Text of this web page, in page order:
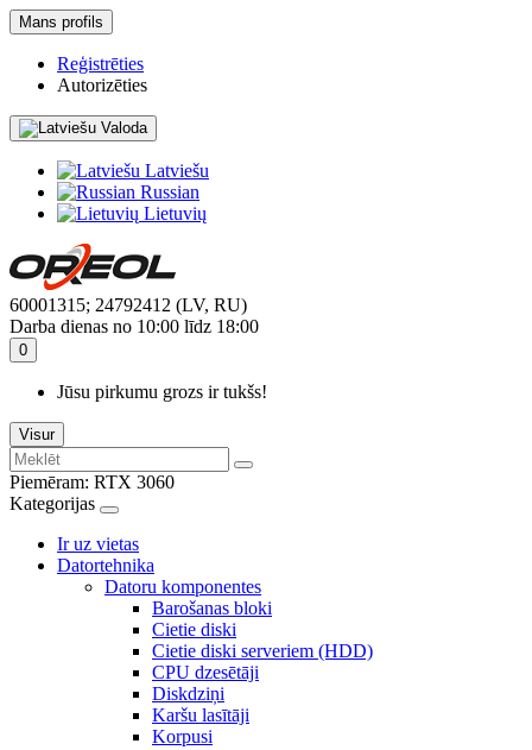
Mans profils
Reģistrēties
Autorizēties
Valoda
Latviešu
Russian
Lietuvių
60001315; 24792412 (LV, RU)
Darba dienas no 10:00 līdz 18:00
0
Jūsu pirkumu grozs ir tukšs!
Visur
Piemēram: RTX 3060
Kategorijas
Ir uz vietas
Datortehnika
Datoru komponentes
Barošanas bloki
Cietie diski
Cietie diski serveriem (HDD)
CPU dzesētāji
Diskdziņi
Karšu lasītāji
Korpusi